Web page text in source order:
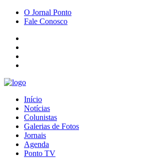
O Jornal Ponto
Fale Conosco
Início
Notícias
Colunistas
Galerias de Fotos
Jornais
Agenda
Ponto TV